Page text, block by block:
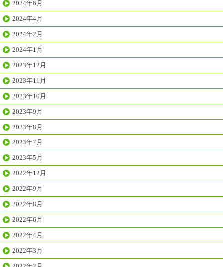
2024年6月
2024年4月
2024年2月
2024年1月
2023年12月
2023年11月
2023年10月
2023年9月
2023年8月
2023年7月
2023年5月
2022年12月
2022年9月
2022年8月
2022年6月
2022年4月
2022年3月